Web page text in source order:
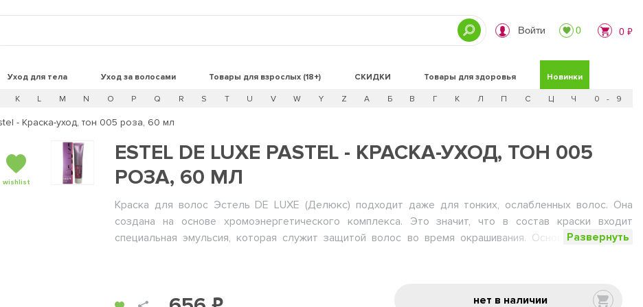
Войти 0 0 ₽
Уход для тела Уход за волосами Товары для взрослых (18+) СКИДКИ Новинки
Товары для здоровья
K L M N O P Q R S T U V W Y Z А Б В Г К Л П С Ц Ч 0 - 9
- Краска-уход, тон 005 роза, 60 мл
wishlist
ESTEL DE LUXE PASTEL - КРАСКА-УХОД, ТОН 005
РОЗА, 60 МЛ
Краска для волос Эстель DE LUXE (Делюкс) подходит даже для тонких, ослабленных волос. Она
создана на основе хромоэнергетического комплекса. Это значит, что в состав краски входит
специальная эмульсия, которая служит защитой волос во время окрашивания. Основой комплекса
- Краситель для перманентного окрашивания в виде крем-краски придающий глубокий и стойкий цвет
волосам после окрашивания.
Развернуть
нет в наличии